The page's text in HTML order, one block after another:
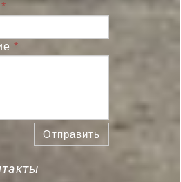
*
*
Отправить